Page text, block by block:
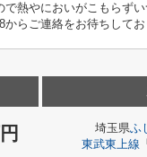
で熱やにおいがこもらず
からご連絡をお待ちしてお
埼玉県ふ
東武東上線 「